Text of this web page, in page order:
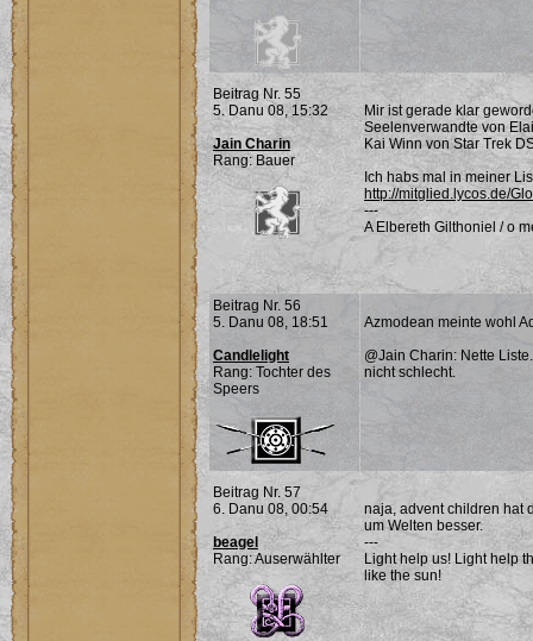
Beitrag Nr. 55
5. Danu 08, 15:32
Jain Charin
Rang: Bauer
Mir ist gerade klar
Seelenverwandte von
Kai Winn von Star Trek
Ich habs mal in meiner
http://mitglied.lycos.de/
---
A Elbereth Gilthoniel / o
Beitrag Nr. 56
5. Danu 08, 18:51
Candlelight
Rang: Tochter des
Speers
Azmodean meinte wohl
@Jain Charin: Nette
nicht schlecht.
Beitrag Nr. 57
6. Danu 08, 00:54
beagel
Rang: Auserwählter
naja, advent children hat
um Welten besser.
---
Light help us! Light help
like the sun!